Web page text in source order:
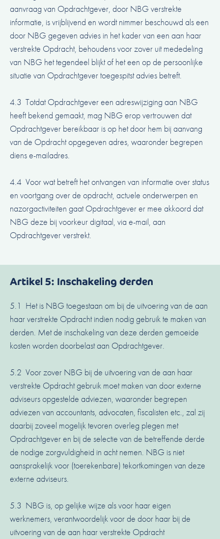
aanvraag van Opdrachtgever, door NBG verstrekte
informatie, is vrijblijvend en wordt nimmer beschouwd als een
door NBG gegeven advies in het kader van een aan haar
verstrekte Opdracht, behoudens voor zover uit mededeling
van NBG het tegendeel blijkt of het een op de persoonlijke
situatie van Opdrachtgever toegespitst advies betreft.
4.3 Totdat Opdrachtgever een adreswijziging aan NBG
heeft bekend gemaakt, mag NBG erop vertrouwen dat
Opdrachtgever bereikbaar is op het door hem bij aanvang
van de Opdracht opgegeven adres, waaronder begrepen
diens e-mailadres.
4.4 Voor wat betreft het ontvangen van informatie over status
en voortgang over de opdracht, actuele onderwerpen en
nazorgactiviteiten gaat Opdrachtgever er mee akkoord dat
NBG deze bij voorkeur digitaal, via e-mail, aan
Opdrachtgever verstrekt.
Artikel 5: Inschakeling derden
5.1 Het is NBG toegestaan om bij de uitvoering van de aan
haar verstrekte Opdracht indien nodig gebruik te maken van
derden. Met de inschakeling van deze derden gemoeide
kosten worden doorbelast aan Opdrachtgever.
5.2 Voor zover NBG bij de uitvoering van de aan haar
verstrekte Opdracht gebruik moet maken van door externe
adviseurs opgestelde adviezen, waaronder begrepen
adviezen van accountants, advocaten, fiscalisten etc., zal zij
daarbij zoveel mogelijk tevoren overleg plegen met
Opdrachtgever en bij de selectie van de betreffende derde
de nodige zorgvuldigheid in acht nemen. NBG is niet
aansprakelijk voor (toerekenbare) tekortkomingen van deze
externe adviseurs.
5.3 NBG is, op gelijke wijze als voor haar eigen
werknemers, verantwoordelijk voor de door haar bij de
uitvoering van de aan haar verstrekte Opdracht